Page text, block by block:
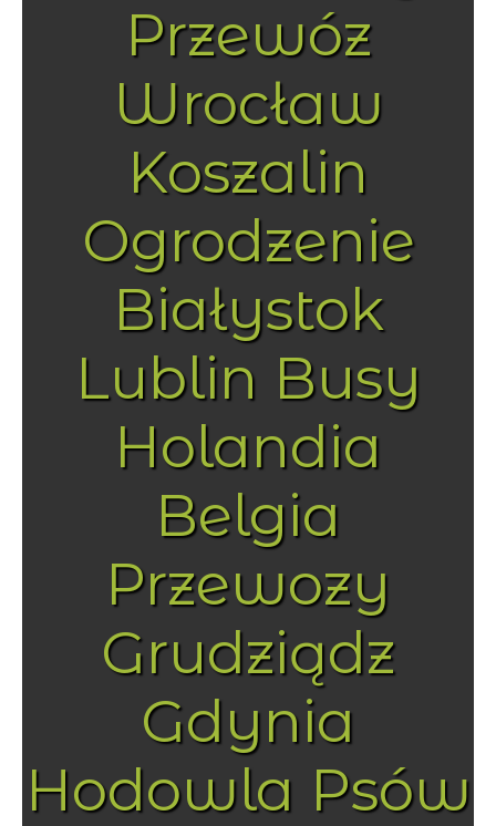
Przewóz
Wrocław
Koszalin
Ogrodzenie
Białystok
Lublin Busy
Holandia
Belgia
Przewozy
Grudziądz
Gdynia
Hodowla Psów